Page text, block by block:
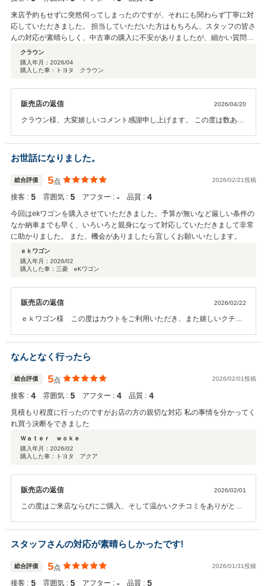
来店予約もせずに突然伺ってしまったのですが、それにも関わらず丁寧に対
応していただきました。 担当していただいた方はもちろん、スタッフの皆さ
んの対応が素晴らしく、中古車の購入に不安がありましたが、細かい質問に
もしっかり答えていただき、とても安心して購入することができました！
クラウン
購入年月： 2026/04
購入した車：トヨタ クラウン
販売店の返信 2026/04/20
クラウン様、大変嬉しいコメント感謝申し上げます。 この度は数ある
いました。 当店はお客様にできる限り安心していただけるよう、ご提
案・サポートさせて頂きたくご案内しておりますので、クラウン様の
貴重なお言葉をいただき大変嬉しく思います。 ご家族思いの素敵なご
夫婦で、クラウン様がお求めのオプションに寄り添う事ができ、納車
までのご不安点等を和らげる事ができてとても幸いです。 今後より一
層社員全員で徹底させたいと思っております。 またぜひお気軽にお立
ち寄りください。 今後ともどうぞ宜しくお願い致します。
お世話になりました。
総合評価 5点 2026/02/21投稿
接客 : 5 雰囲気 : 5 アフター : ‐ 品質 : 4
今回はekワゴンを購入させていただきました。予算が無いなど厳しい条件の
なか納車までも早く、いろいろと親身になって対応していただきまして非常
に助かりました。 また、機会がありましたら宜しくお願いいたします。
ｅｋワゴン
購入年月： 2026/02
購入した車：三菱 eKワゴン
販売店の返信 2026/02/22
ｅｋワゴン様 この度はカウトをご利用いただき、また嬉しいクチコ
況の中、数ある販売店の中から当店をお選びいただき、即決でご購入
いただけたことを大変光栄に思っております。 車両の状態やご説明に
ついてご満足いただけたとのお言葉、スタッフ一同大変励みになりま
す。 この度は誠にありがとうございました。今後とも末永いお付き合
いをどうぞよろしくお願いいたします。
なんとなく行ったら
総合評価 5点 2026/02/01投稿
接客 : 4 雰囲気 : 5 アフター : 4 品質 : 4
見積もり程度に行ったのですがお店の方の親切な対応 私の事情を分かってく
れ買う決断をできました
Ｗａｔｅｒ ｗｏｋｅ
購入年月： 2026/02
購入した車：トヨタ アクア
販売店の返信 2026/02/01
この度はご来店ならびにご購入、そして温かいクチコミをありがとう
く中でご事情に寄り添ったご提案ができ、ご決断のお手伝いができた
ことを大変嬉しく思っております。今後のカーライフもしっかりサポ
ートいたしますので、いつでもお気軽にご相談ください。末永いお付
き合いをよろしくお願いいたします。
スタッフさんの対応が素晴らしかったです!
総合評価 5点 2026/01/31投稿
接客 : 5 雰囲気 : 5 アフター : ‐ 品質 : 5